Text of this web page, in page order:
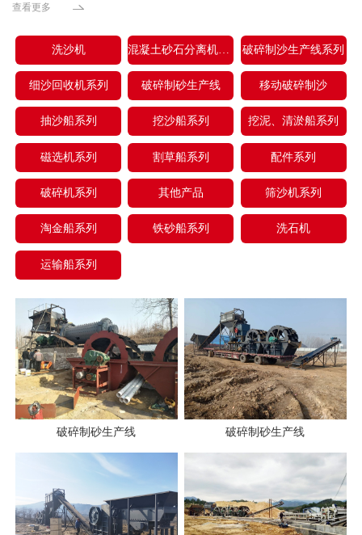
查看更多
洗沙机 破碎制沙生产线系列
细沙回收机系列 破碎制砂生产线 移动破碎制沙
抽沙船系列 挖沙船系列 挖泥、清淤船系列
磁选机系列 割草船系列 配件系列
破碎机系列 其他产品 筛沙机系列
淘金船系列 铁砂船系列 洗石机
运输船系列
破碎制砂生产线 破碎制砂生产线